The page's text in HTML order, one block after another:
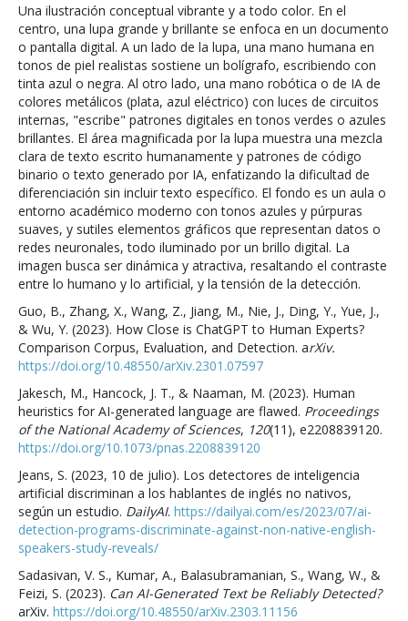
Una ilustración conceptual vibrante y a todo color. En el
centro, una lupa grande y brillante se enfoca en un documento
o pantalla digital. A un lado de la lupa, una mano humana en
tonos de piel realistas sostiene un bolígrafo, escribiendo con
tinta azul o negra. Al otro lado, una mano robótica o de IA de
colores metálicos (plata, azul eléctrico) con luces de circuitos
internas, "escribe" patrones digitales en tonos verdes o azules
brillantes. El área magnificada por la lupa muestra una mezcla
clara de texto escrito humanamente y patrones de código
binario o texto generado por IA, enfatizando la dificultad de
diferenciación sin incluir texto específico. El fondo es un aula o
entorno académico moderno con tonos azules y púrpuras
suaves, y sutiles elementos gráficos que representan datos o
redes neuronales, todo iluminado por un brillo digital. La
imagen busca ser dinámica y atractiva, resaltando el contraste
entre lo humano y lo artificial, y la tensión de la detección.
Guo, B., Zhang, X., Wang, Z., Jiang, M., Nie, J., Ding, Y., Yue, J.,
& Wu, Y. (2023). How Close is ChatGPT to Human Experts?
Comparison Corpus, Evaluation, and Detection. arXiv.
https://doi.org/10.48550/arXiv.2301.07597
Jakesch, M., Hancock, J. T., & Naaman, M. (2023). Human
heuristics for AI-generated language are flawed. Proceedings
of the National Academy of Sciences, 120(11), e2208839120.
https://doi.org/10.1073/pnas.2208839120
Jeans, S. (2023, 10 de julio). Los detectores de inteligencia
artificial discriminan a los hablantes de inglés no nativos,
según un estudio. DailyAI. https://dailyai.com/es/2023/07/ai-
detection-programs-discriminate-against-non-native-english-
speakers-study-reveals/
Sadasivan, V. S., Kumar, A., Balasubramanian, S., Wang, W., &
Feizi, S. (2023). Can AI-Generated Text be Reliably Detected?
arXiv. https://doi.org/10.48550/arXiv.2303.11156